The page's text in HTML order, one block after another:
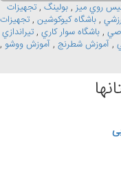
روي ميز , بولينگ , تجهيزات
, باشگاه کيوکوشين , تجهيزات
, باشگاه سوار کاري , تيراندازي
, آموزش شطرنج , آموزش ووشو ,